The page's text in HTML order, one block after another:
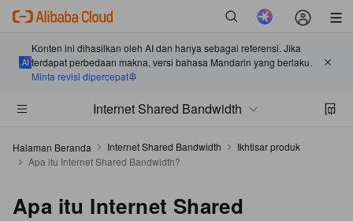
Konten ini dihasilkan oleh AI dan hanya sebagai referensi. Jika
terdapat perbedaan makna, versi bahasa Mandarin yang berlaku.
Minta revisi dipercepat
Internet Shared Bandwidth
Halaman Beranda Internet Shared Bandwidth
Ikhtisar produk
Apa itu Internet Shared Bandwidth?
Apa itu Internet Shared